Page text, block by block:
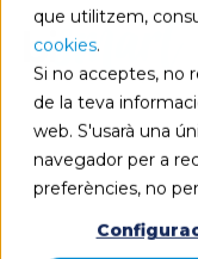
que utilitzem,
cookies.
Si no acceptes, no
de la teva
web. S'usarà una
navegador per a
preferències, no
Blog Home